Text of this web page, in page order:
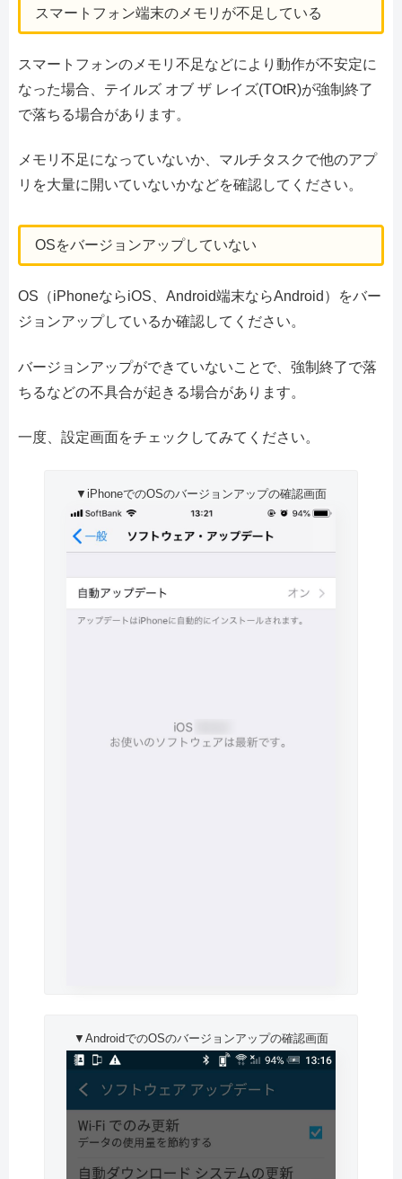
スマートフォン端末のメモリが不足している
スマートフォンのメモリ不足などにより動作が不安定に
なった場合、テイルズ オブ ザ レイズ(TOtR)が強制終了
で落ちる場合があります。
メモリ不足になっていないか、マルチタスクで他のアプ
リを大量に開いていないかなどを確認してください。
OSをバージョンアップしていない
OS（iPhoneならiOS、Android端末ならAndroid）をバー
ジョンアップしているか確認してください。
バージョンアップができていないことで、強制終了で落
ちるなどの不具合が起きる場合があります。
一度、設定画面をチェックしてみてください。
▼iPhoneでのOSのバージョンアップの確認画面
▼AndroidでのOSのバージョンアップの確認画面